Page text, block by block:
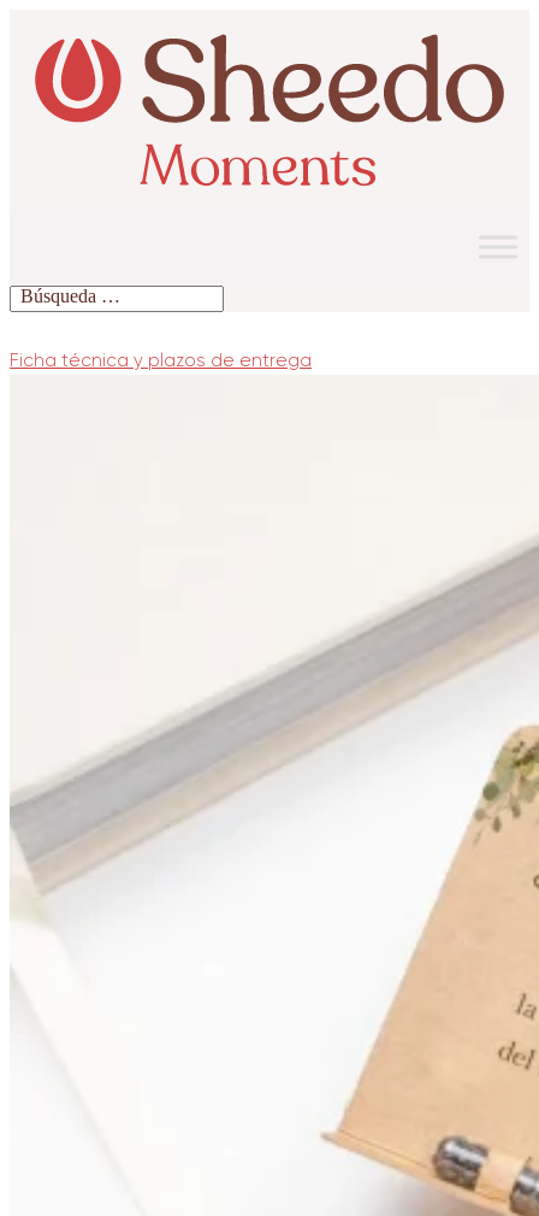
Ficha técnica y plazos de entrega